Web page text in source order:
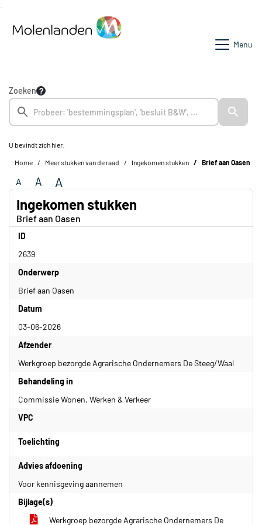
Menu
Zoeken
U bevindt zich hier:
Home Meer stukken van de raad Ingekomen stukken Brief aan Oasen
A A A
Ingekomen stukken
Brief aan Oasen
ID
2639
Onderwerp
Brief aan Oasen
Datum
03-06-2026
Afzender
Werkgroep bezorgde Agrarische Ondernemers De Steeg/Waal
Behandeling in
Commissie Wonen, Werken & Verkeer
VPC
Toelichting
Advies afdoening
Voor kennisgeving aannemen
Bijlage(s)
Werkgroep bezorgde Agrarische Ondernemers De